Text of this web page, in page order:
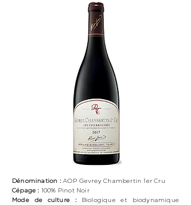
Dénomination : AOP Gevrey Chambertin 1er Cru
Cépage : 100% Pinot Noir
Mode de culture :
Biologiqueet biodynamique